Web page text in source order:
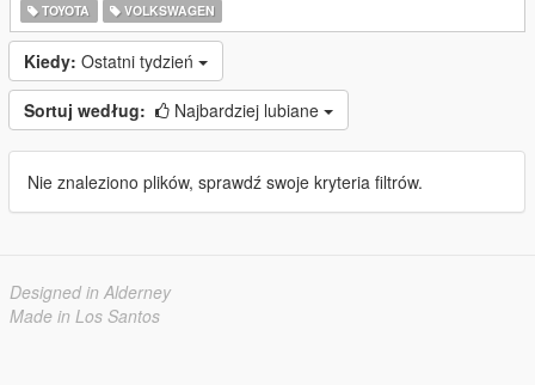
TOYOTA
VOLKSWAGEN
Kiedy: Ostatni tydzień
Sortuj według: Najbardziej lubiane
Nie znaleziono plików, sprawdź swoje kryteria filtrów.
Designed in Alderney
Made in Los Santos